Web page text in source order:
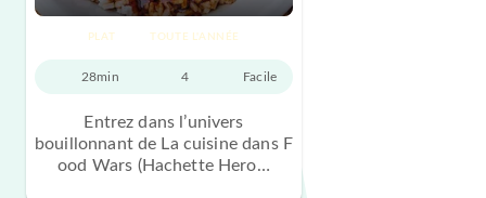
PLAT TOUTE L'ANNÉE
28min 4 Facile
Entrez dans l’univers
bouillonnant de La cuisine dans F
ood Wars (Hachette Hero…